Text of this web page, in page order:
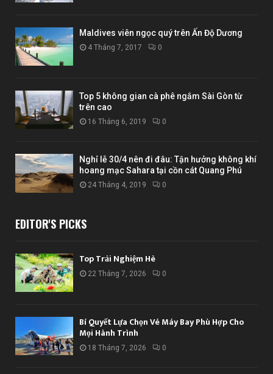
Maldives viên ngọc quý trên Ấn Độ Dương
4 Tháng 7, 2017 0
Top 5 không gian cà phê ngắm Sài Gòn từ
trên cao
16 Tháng 6, 2019 0
Nghỉ lễ 30/4 nên đi đâu: Tận hưởng không khí
hoang mạc Sahara tại cồn cát Quang Phú
24 Tháng 4, 2019 0
EDITOR'S PICKS
Top Trải Nghiệm Hè
22 Tháng 7, 2026 0
Bí Quyết Lựa Chọn Vé Máy Bay Phù Hợp Cho
Mọi Hành Trình
18 Tháng 7, 2026 0